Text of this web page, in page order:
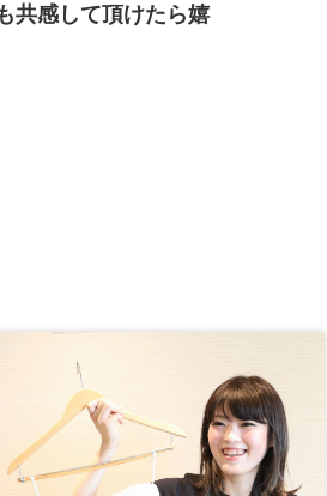
共感して頂けたら嬉